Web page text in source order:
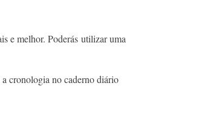
e melhor. Poderás utilizar uma
a cronologia no caderno diário